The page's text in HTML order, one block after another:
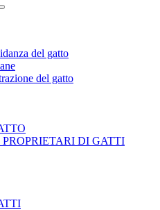
del gatto
del gatto
DI GATTI